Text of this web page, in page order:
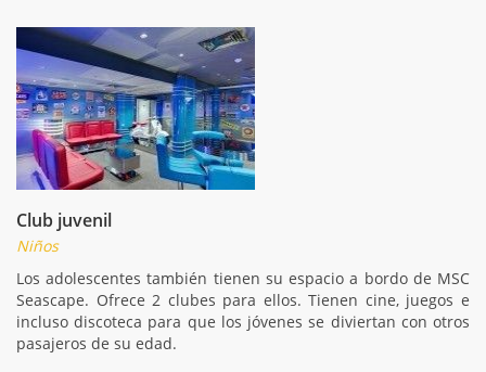
Club juvenil
Niños
Los adolescentes también tienen su espacio a bordo de MSC
Seascape. Ofrece 2 clubes para ellos. Tienen cine, juegos e
incluso discoteca para que los jóvenes se diviertan con otros
pasajeros de su edad.